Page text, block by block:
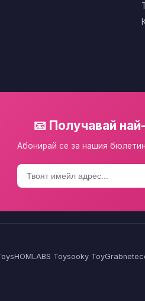
📧 Получавай
Абонирай се за нашия
HOMLABS Toysooky Toy